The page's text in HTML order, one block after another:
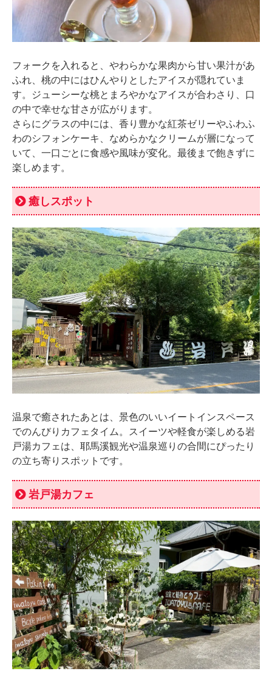
フォークを入れると、やわらかな果肉から甘い果汁があ
ふれ、桃の中にはひんやりとしたアイスが隠れていま
す。ジューシーな桃とまろやかなアイスが合わさり、口
の中で幸せな甘さが広がります。
さらにグラスの中には、香り豊かな紅茶ゼリーやふわふ
わのシフォンケーキ、なめらかなクリームが層になって
いて、一口ごとに食感や風味が変化。最後まで飽きずに
楽しめます。
癒しスポット
温泉で癒されたあとは、景色のいいイートインスペース
でのんびりカフェタイム。スイーツや軽食が楽しめる岩
戸湯カフェは、耶馬溪観光や温泉巡りの合間にぴったり
の立ち寄りスポットです。
岩戸湯カフェ